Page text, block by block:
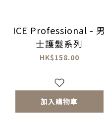
ICE Professional - 男
士護髮系列
HK$158.00
加入購物車